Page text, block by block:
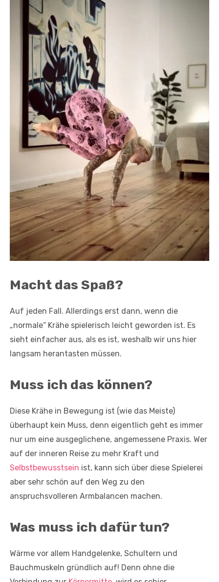
Macht das Spaß?
Auf jeden Fall. Allerdings erst dann, wenn die
„normale“ Krähe spielerisch leicht geworden ist. Es
sieht einfacher aus, als es ist, weshalb wir uns hier
langsam herantasten müssen.
Muss ich das können?
Diese Krähe in Bewegung ist (wie das Meiste)
überhaupt kein Muss, denn eigentlich geht es immer
nur um eine ausgeglichene, angemessene Praxis. Wer
auf der inneren Reise zu mehr Kraft und
Selbstbewusstsein ist, kann sich über diese Spielerei
aber sehr schön auf den Weg zu den
anspruchsvolleren Armbalancen machen.
Was muss ich dafür tun?
Wärme vor allem Handgelenke, Schultern und
Bauchmuskeln gründlich auf! Denn ohne die